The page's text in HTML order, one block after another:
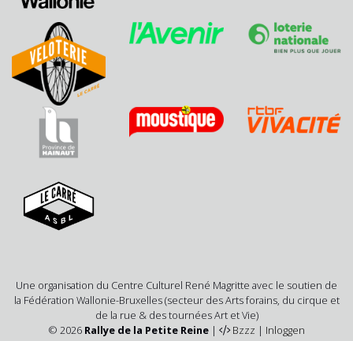
Une organisation du Centre Culturel René Magritte avec le soutien de
la Fédération Wallonie-Bruxelles (secteur des Arts forains, du cirque et
de la rue & des tournées Art et Vie)
© 2026 Rallye de la Petite Reine| Bzzz | Inloggen